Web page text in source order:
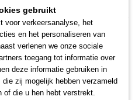
DE collectie
gebruikt
voor verkeersanalyse, het
en het personaliseren van
verlenen we onze sociale
toegang tot informatie over
deze informatie gebruiken in
zij mogelijk hebben verzameld
of die u hen hebt verstrekt.